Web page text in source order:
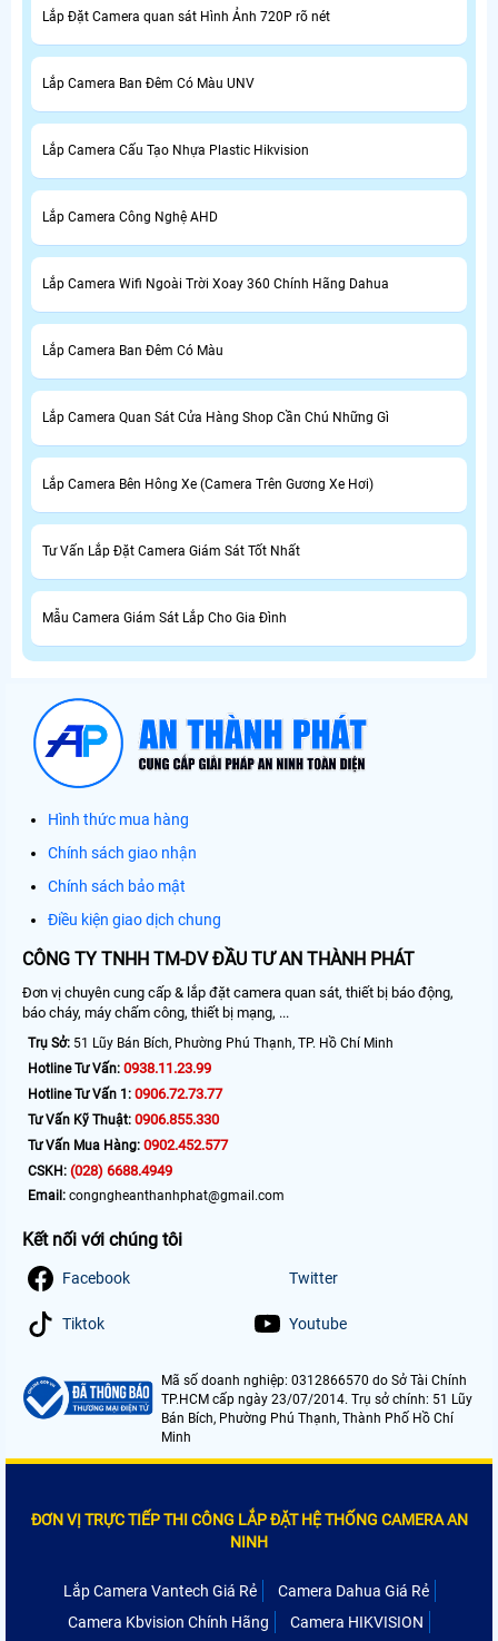
Lắp Đặt Camera quan sát Hình Ảnh 720P rõ nét
Lắp Camera Ban Đêm Có Màu UNV
Lắp Camera Cấu Tạo Nhựa Plastic Hikvision
Lắp Camera Công Nghệ AHD
Lắp Camera Wifi Ngoài Trời Xoay 360 Chính Hãng Dahua
Lắp Camera Ban Đêm Có Màu
Lắp Camera Quan Sát Cửa Hàng Shop Cần Chú Những Gì
Lắp Camera Bên Hông Xe (Camera Trên Gương Xe Hơi)
Tư Vấn Lắp Đặt Camera Giám Sát Tốt Nhất
Mẫu Camera Giám Sát Lắp Cho Gia Đình
Hình thức mua hàng
Chính sách giao nhận
Chính sách bảo mật
Điều kiện giao dịch chung
CÔNG TY TNHH TM-DV ĐẦU TƯ AN THÀNH PHÁT
Đơn vị chuyên cung cấp & lắp đặt camera quan sát, thiết bị báo động,
báo cháy, máy chấm công, thiết bị mạng, ...
Trụ Sở: 51 Lũy Bán Bích, Phường Phú Thạnh, TP. Hồ Chí Minh
Hotline Tư Vấn: 0938.11.23.99
Hotline Tư Vấn 1: 0906.72.73.77
Tư Vấn Kỹ Thuật: 0906.855.330
Tư Vấn Mua Hàng: 0902.452.577
CSKH: (028) 6688.4949
Email: congngheanthanhphat@gmail.com
Kết nối với chúng tôi
Facebook Twitter
Tiktok Youtube
Mã số doanh nghiệp: 0312866570 do Sở Tài Chính
TP.HCM cấp ngày 23/07/2014. Trụ sở chính: 51 Lũy
Bán Bích, Phường Phú Thạnh, Thành Phố Hồ Chí
Minh
ĐƠN VỊ TRỰC TIẾP THI CÔNG LẮP ĐẶT HỆ THỐNG CAMERA AN
NINH
Lắp Camera Vantech Giá Rẻ
Camera Dahua Giá Rẻ
Camera Kbvision Chính Hãng
Camera HIKVISION